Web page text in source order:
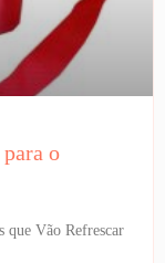
o
que Vão Refrescar